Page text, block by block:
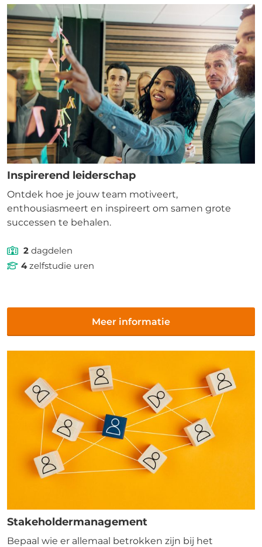
Inspirerend leiderschap
Ontdek hoe je jouw team motiveert,
enthousiasmeert en inspireert om samen grote
successen te behalen.
2 dagdelen
4zelfstudie uren
Meer informatie
Stakeholdermanagement
Bepaal wie er allemaal betrokken zijn bij het